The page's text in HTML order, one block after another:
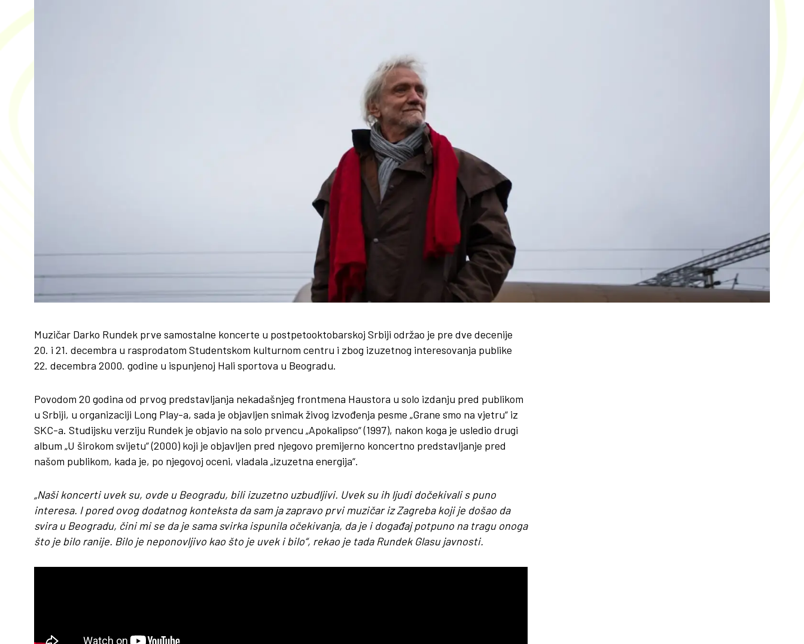
Muzičar Darko Rundek prve samostalne koncerte u postpetooktobarskoj Srbiji održao je pre dve decenije
20. i 21. decembra u rasprodatom Studentskom kulturnom centru i zbog izuzetnog interesovanja publike
22. decembra 2000. godine u ispunjenoj Hali sportova u Beogradu.
Povodom 20 godina od prvog predstavljanja nekadašnjeg frontmena Haustora u solo izdanju pred publikom
u Srbiji, u organizaciji Long Play-a, sada je objavljen snimak živog izvođenja pesme „Grane smo na vjetru“ iz
SKC-a. Studijsku verziju Rundek je objavio na solo prvencu „Apokalipso“ (1997), nakon koga je usledio drugi
album „U širokom svijetu“ (2000) koji je objavljen pred njegovo premijerno koncertno predstavljanje pred
našom publikom, kada je, po njegovoj oceni, vladala „izuzetna energija“.
„Naši koncerti uvek su, ovde u Beogradu, bili izuzetno uzbudljivi. Uvek su ih ljudi dočekivali s puno
interesa. I pored ovog dodatnog konteksta da sam ja zapravo prvi muzičar iz Zagreba koji je došao da
svira u Beogradu, čini mi se da je sama svirka ispunila očekivanja, da je i događaj potpuno na tragu onoga
što je bilo ranije. Bilo je neponovljivo kao što je uvek i bilo“, rekao je tada Rundek Glasu javnosti.